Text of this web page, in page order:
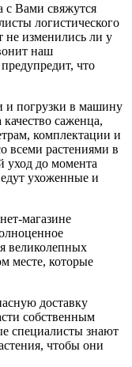
с Вами свяжутся
логистического
не изменились ли у
наш
что
и погрузки в машину
саженца,
комплектации и
всеми растениями в
уход до момента
ухоженные и
магазине
великолепных
месте, которые
доставку
собственным
специалисты знают
чтобы они